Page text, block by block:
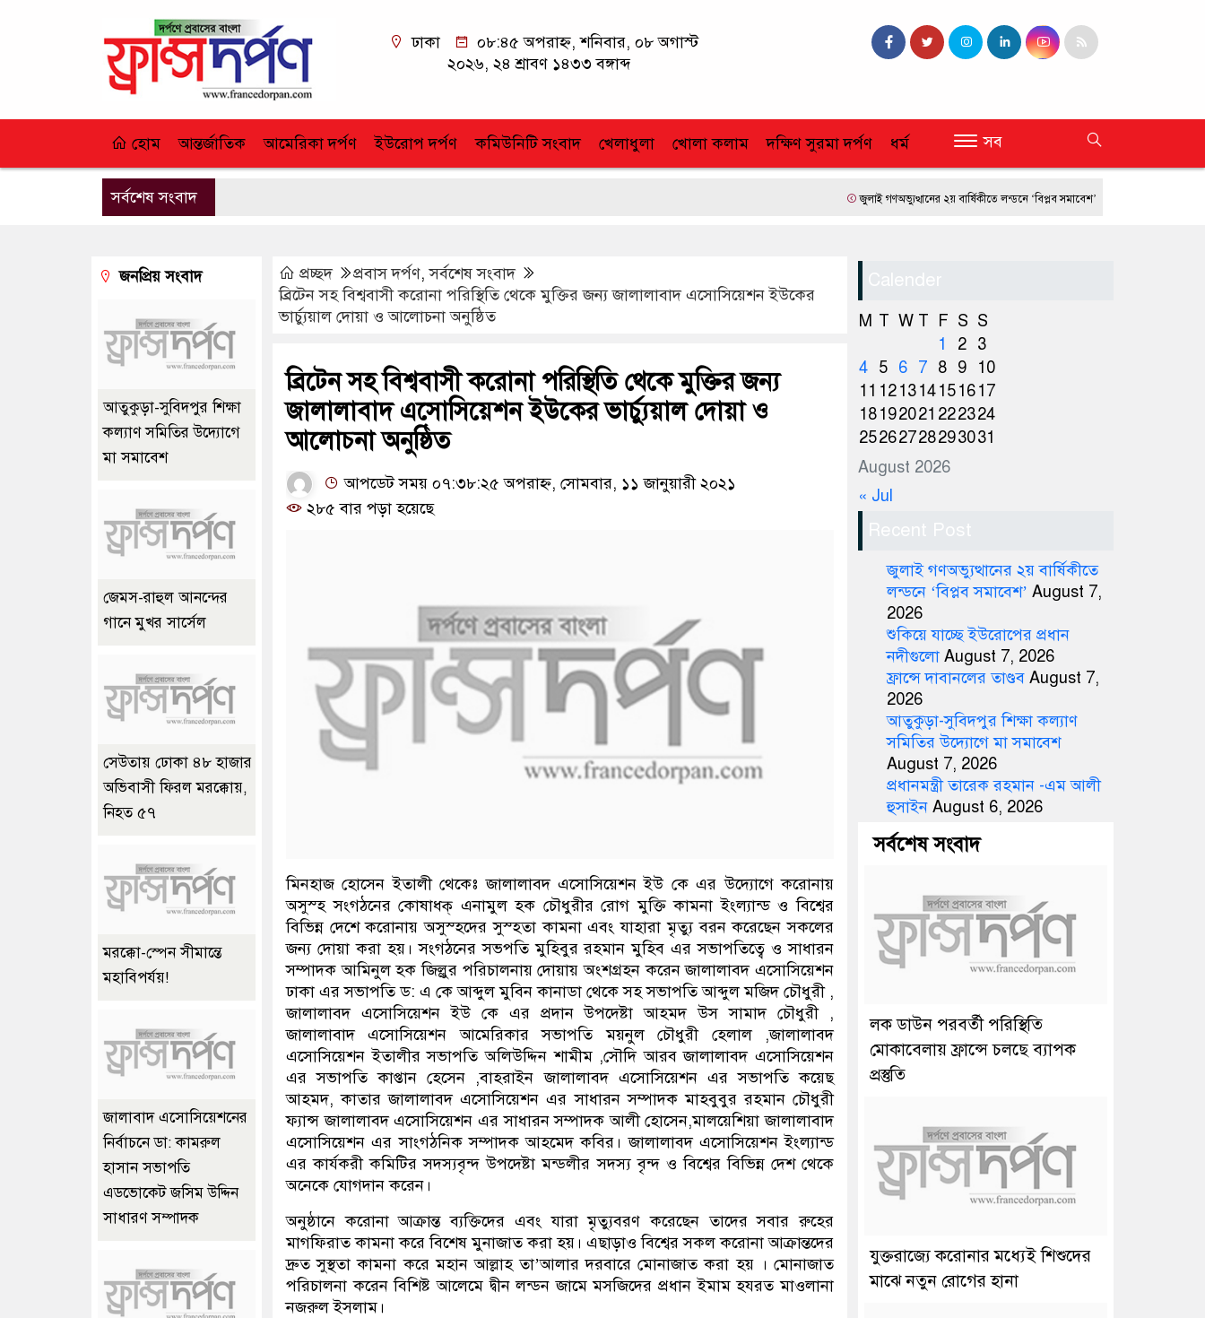
ঢাকা
০৮:৪৫ অপরাহ্ন, শনিবার, ০৮ অগাস্ট
২০২৬, ২৪ শ্রাবণ ১৪৩৩ বঙ্গাব্দ
হোম আন্তর্জাতিক আমেরিকা দর্পণ ইউরোপ দর্পণ কমিউনিটি সংবাদ খেলাধুলা খোলা কলাম দক্ষিণ সুরমা দর্পণ ধর্ম সব
সর্বশেষ সংবাদ জুলাই গণঅভ্যুত্থানের ২য় বার্ষিকীতে লন্ডনে ‘বিপ্লব সমাবেশ’ ফ্রান্সে দাবানলের তাণ্ডব
প্রচ্ছদ প্রবাস দর্পণ,সর্বশেষ সংবাদ
ব্রিটেন সহ বিশ্ববাসী করোনা পরিস্থিতি থেকে মুক্তির জন্য জালালাবাদ এসোসিয়েশন ইউকের
ভার্চ্যুয়াল দোয়া ও আলোচনা অনুষ্ঠিত
ব্রিটেন সহ বিশ্ববাসী করোনা পরিস্থিতি থেকে মুক্তির জন্য
জালালাবাদ এসোসিয়েশন ইউকের ভার্চ্যুয়াল দোয়া ও
আলোচনা অনুষ্ঠিত
আপডেট সময় ০৭:৩৮:২৫ অপরাহ্ন, সোমবার, ১১ জানুয়ারী ২০২১
২৮৫ বার পড়া হয়েছে
মিনহাজ হোসেন ইতালী থেকেঃ জালালাবদ এসোসিয়েশন ইউ কে এর উদ্যোগে করোনায়
অসুস্হ সংগঠনের কোষাধক্ এনামুল হক চৌধুরীর রোগ মুক্তি কামনা ইংল্যান্ড ও বিশ্বের
বিভিন্ন দেশে করোনায় অসুস্হদের সুস্হতা কামনা এবং যাহারা মৃত্যু বরন করেছেন সকলের
জন্য দোয়া করা হয়। সংগঠনের সভপতি মুহিবুর রহমান মুহিব এর সভাপতিত্বে ও সাধারন
সম্পাদক আমিনুল হক জিল্লুর পরিচালনায় দোয়ায় অংশগ্রহন করেন জালালাবদ এসোসিয়েশন
ঢাকা এর সভাপতি ড: এ কে আব্দুল মুবিন কানাডা থেকে সহ সভাপতি আব্দুল মজিদ চৌধুরী ,
জালালাবদ এসোসিয়েশন ইউ কে এর প্রদান উপদেষ্টা আহমদ উস সামাদ চৌধুরী ,
জালালাবাদ এসোসিয়েশন আমেরিকার সভাপতি ময়নুল চৌধুরী হেলাল ,জালালাবদ
এসোসিয়েশন ইতালীর সভাপতি অলিউদ্দিন শামীম ,সৌদি আরব জালালাবদ এসোসিয়েশন
এর সভাপতি কাপ্তান হেসেন ,বাহরাইন জালালাবদ এসোসিয়েশন এর সভাপতি কয়েছ
আহমদ, কাতার জালালাবদ এসোসিয়েশন এর সাধারন সম্পাদক মাহবুবুর রহমান চৌধুরী
ফ্যান্স জালালাবদ এসোসিয়েশন এর সাধারন সম্পাদক আলী হোসেন,মালয়েশিয়া জালালাবাদ
এসোসিয়েশন এর সাংগঠনিক সম্পাদক আহমেদ কবির। জালালাবদ এসোসিয়েশন ইংল্যান্ড
এর কার্যকরী কমিটির সদস্যবৃন্দ উপদেষ্টা মন্ডলীর সদস্য বৃন্দ ও বিশ্বের বিভিন্ন দেশ থেকে
অনেকে যোগদান করেন।
অনুষ্ঠানে করোনা আক্রান্ত ব্যক্তিদের এবং যারা মৃত্যুবরণ করেছেন তাদের সবার রুহের
মাগফিরাত কামনা করে বিশেষ মুনাজাত করা হয়। এছাড়াও বিশ্বের সকল করোনা আক্রান্তদের
দ্রুত সুস্থতা কামনা করে মহান আল্লাহ তা’আলার দরবারে মোনাজাত করা হয় । মোনাজাত
পরিচালনা করেন বিশিষ্ট আলেমে দ্বীন লন্ডন জামে মসজিদের প্রধান ইমাম হযরত মাওলানা
নজরুল ইসলাম।
জনপ্রিয় সংবাদ
আতুকুড়া-সুবিদপুর শিক্ষা
কল্যাণ সমিতির উদ্যোগে
মা সমাবেশ
জেমস-রাহুল আনন্দের
গানে মুখর সার্সেল
সেউতায় ঢোকা ৪৮ হাজার
অভিবাসী ফিরল মরক্কোয়,
নিহত ৫৭
মরক্কো-স্পেন সীমান্তে
মহাবিপর্যয়!
জালাবাদ এসোসিয়েশনের
নির্বাচনে ডা: কামরুল
হাসান সভাপতি
এডভোকেট জসিম উদ্দিন
সাধারণ সম্পাদক
Calender
August 2026
M T W T F S S
1
2 3
4 5 6 7 8 9
10
11 121314151617
18192021 222324
25262728293031
« Jul
Recent Post
জুলাই গণঅভ্যুত্থানের ২য় বার্ষিকীতে
লন্ডনে ‘বিপ্লব সমাবেশ’ August 7,
2026
শুকিয়ে যাচ্ছে ইউরোপের প্রধান
নদীগুলো August 7, 2026
ফ্রান্সে দাবানলের তাণ্ডব August 7,
2026
আতুকুড়া-সুবিদপুর শিক্ষা কল্যাণ
সমিতির উদ্যোগে মা সমাবেশ
August 7, 2026
প্রধানমন্ত্রী তারেক রহমান -এম আলী
হুসাইন August 6, 2026
সর্বশেষ সংবাদ
লক ডাউন পরবর্তী পরিস্থিতি
মোকাবেলায় ফ্রান্সে চলছে ব্যাপক
প্রস্তুতি
যুক্তরাজ্যে করোনার মধ্যেই শিশুদের
মাঝে নতুন রোগের হানা